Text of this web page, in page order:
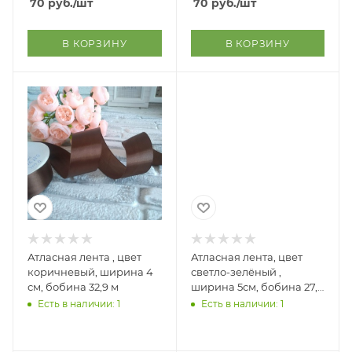
В КОРЗИНУ В КОРЗИНУ
Атласная лента , цвет
коричневый, ширина 4
см, бобина 32,9 м
Есть в наличии: 1
Атласная лента, цвет
светло-зелёный ,
ширина 5см, бобина 27,5
м Есть в наличии: 1